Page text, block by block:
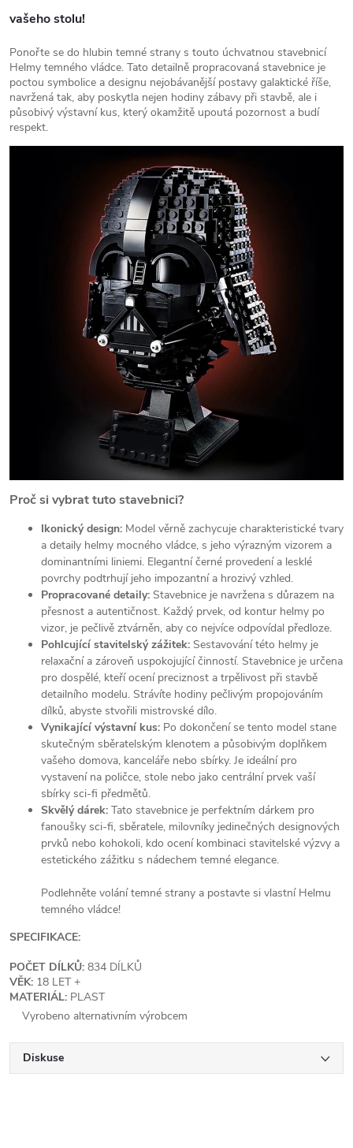
vašeho stolu!
Ponořte se do hlubin temné strany s touto úchvatnou stavebnicí
Helmy temného vládce. Tato detailně propracovaná stavebnice je
poctou symbolice a designu nejobávanější postavy galaktické říše,
navržená tak, aby poskytla nejen hodiny zábavy při stavbě, ale i
působivý výstavní kus, který okamžitě upoutá pozornost a budí
respekt.
Proč si vybrat tuto stavebnici?
Ikonický design: Model věrně zachycuje charakteristické tvary
a detaily helmy mocného vládce, s jeho výrazným vizorem a
dominantními liniemi. Elegantní černé provedení a lesklé
povrchy podtrhují jeho impozantní a hrozivý vzhled.
Propracované detaily: Stavebnice je navržena s důrazem na
přesnost a autentičnost. Každý prvek, od kontur helmy po
vizor, je pečlivě ztvárněn, aby co nejvíce odpovídal předloze.
Pohlcující stavitelský zážitek: Sestavování této helmy je
relaxační a zároveň uspokojující činností. Stavebnice je určena
pro dospělé, kteří ocení preciznost a trpělivost při stavbě
detailního modelu. Strávíte hodiny pečlivým propojováním
dílků, abyste stvořili mistrovské dílo.
Vynikající výstavní kus: Po dokončení se tento model stane
skutečným sběratelským klenotem a působivým doplňkem
vašeho domova, kanceláře nebo sbírky. Je ideální pro
vystavení na poličce, stole nebo jako centrální prvek vaší
sbírky sci-fi předmětů.
Skvělý dárek: Tato stavebnice je perfektním dárkem pro
fanoušky sci-fi, sběratele, milovníky jedinečných designových
prvků nebo kohokoli, kdo ocení kombinaci stavitelské výzvy a
estetického zážitku s nádechem temné elegance.
Podlehněte volání temné strany a postavte si vlastní Helmu
temného vládce!
SPECIFIKACE:
POČET DÍLKŮ: 834 DÍLKŮ
VĚK: 18 LET +
MATERIÁL: PLAST
Vyrobeno alternativním výrobcem
Diskuse